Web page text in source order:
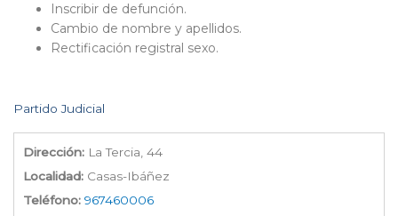
Inscribir de defunción.
Cambio de nombre y apellidos.
Rectificación registral sexo.
Partido Judicial
Dirección: La Tercia, 44
Localidad: Casas-Ibáñez
Teléfono: 967460006